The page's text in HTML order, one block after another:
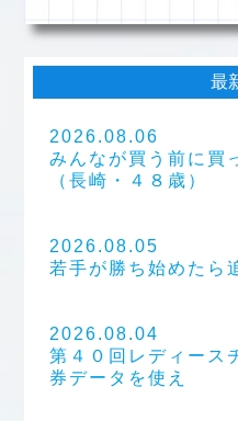
最
2026.08.06
みんなが買う前に
（長崎・４８歳）
2026.08.05
若手が勝ち始めたら
2026.08.04
第４０回レディー
券データを使え